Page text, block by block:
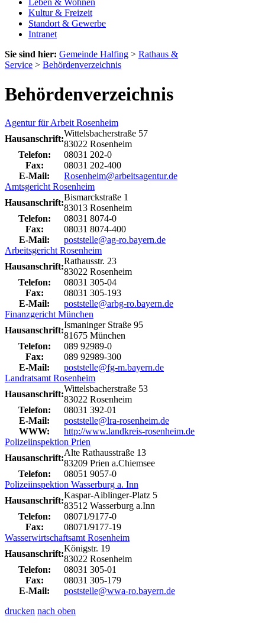
Leben & Wohnen
Kultur & Freizeit
Standort & Gewerbe
Intranet
Sie sind hier: Gemeinde Halfing > Rathaus &
Service > Behördenverzeichnis
Behördenverzeichnis
Agentur für Arbeit Rosenheim
Hausanschrift:
Wittelsbacherstraße 57
83022 Rosenheim
Telefon:
08031 202-0
Fax:
08031 202-400
E-Mail:
Rosenheim@arbeitsagentur.de
Amtsgericht Rosenheim
Hausanschrift:
Bismarckstraße 1
83013 Rosenheim
Telefon:
08031 8074-0
Fax:
08031 8074-400
E-Mail:
poststelle@ag-ro.bayern.de
Arbeitsgericht Rosenheim
Hausanschrift:
Rathausstr. 23
83022 Rosenheim
Telefon:
08031 305-04
Fax:
08031 305-193
E-Mail:
poststelle@arbg-ro.bayern.de
Finanzgericht München
Hausanschrift:
Ismaninger Straße 95
81675 München
Telefon:
089 92989-0
Fax:
089 92989-300
E-Mail:
poststelle@fg-m.bayern.de
Landratsamt Rosenheim
Hausanschrift:
Wittelsbacherstraße 53
83022 Rosenheim
Telefon:
08031 392-01
E-Mail:
poststelle@lra-rosenheim.de
WWW:
http://www.landkreis-rosenheim.de
Polizeiinspektion Prien
Hausanschrift:
Alte Rathausstraße 13
83209 Prien a.Chiemsee
Telefon:
08051 9057-0
Polizeiinspektion Wasserburg a. Inn
Hausanschrift:
Kaspar-Aiblinger-Platz 5
83512 Wasserburg a.Inn
Telefon:
08071/9177-0
Fax:
08071/9177-19
Wasserwirtschaftsamt Rosenheim
Hausanschrift:
Königstr. 19
83022 Rosenheim
Telefon:
08031 305-01
Fax:
08031 305-179
E-Mail:
poststelle@wwa-ro.bayern.de
drucken nach oben